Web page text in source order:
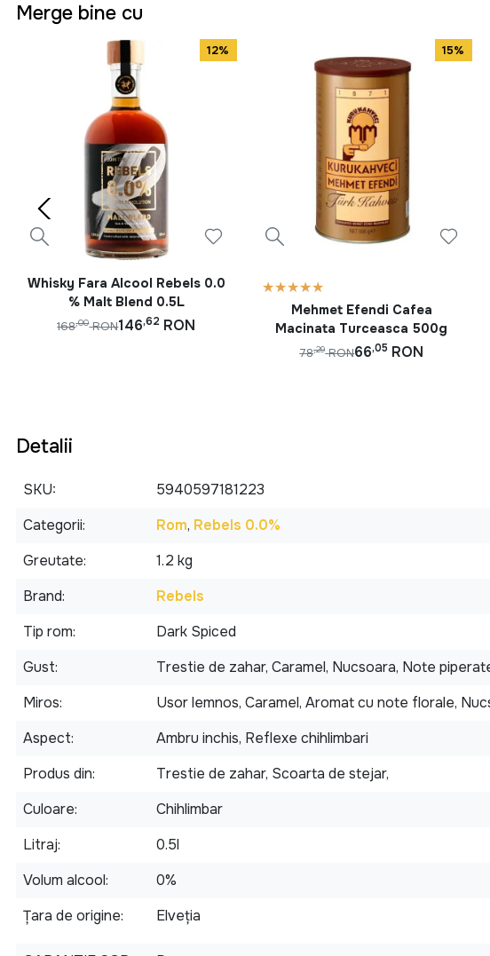
Merge bine cu
12%
Whisky Fara Alcool Rebels 0.0
% Malt Blend 0.5L
146,62 RON
168,00 RON
15%
Mehmet Efendi Cafea
Macinata Turceasca 500g
66,05 RON
78,29 RON
Detalii
SKU
5940597181223
Categorii
Rom, Rebels 0.0%
Greutate
1.2 kg
Brand
Rebels
Tip rom
Dark Spiced
Gust
Trestie de zahar, Caramel, Nucsoara, Note
Miros
Usor lemnos, Caramel, Aromat cu note florale,
Aspect
Ambru inchis, Reflexe chihlimbari
Produs din
Trestie de zahar, Scoarta de stejar,
Culoare
Chihlimbar
Litraj
0.5l
Volum alcool
0%
Țara de origine
Elveția